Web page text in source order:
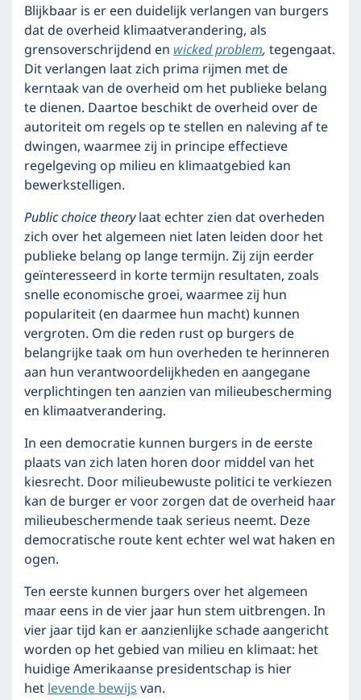
Blijkbaar is er een duidelijk verlangen van burgers
dat de overheid klimaatverandering, als
grensoverschrijdend enwicked problem,tegengaat.
Dit verlangen laat zich prima rijmen met de
kerntaak van de overheid om het publieke belang
te dienen. Daartoe beschikt de overheid over de
autoriteit om regels op te stellen en naleving af te
dwingen, waarmee zij in principe effectieve
regelgeving op milieu en klimaatgebied kan
bewerkstelligen.
Public choice theorylaat echter zien dat overheden
zich over het algemeen niet laten leiden door het
publieke belang op lange termijn. Zij zijn eerder
geïnteresseerd in korte termijn resultaten, zoals
snelle economische groei, waarmee zij hun
populariteit (en daarmee hun macht) kunnen
vergroten. Om die reden rust op burgers de
belangrijke taak om hun overheden te herinneren
aan hun verantwoordelijkheden en aangegane
verplichtingen ten aanzien van milieubescherming
en klimaatverandering.
In een democratie kunnen burgers in de eerste
plaats van zich laten horen door middel van het
kiesrecht. Door milieubewuste politici te verkiezen
kan de burger er voor zorgen dat de overheid haar
milieubeschermende taak serieus neemt. Deze
democratische route kent echter wel wat haken en
ogen.
Ten eerste kunnen burgers over het algemeen
maar eens in de vier jaar hun stem uitbrengen. In
vier jaar tijd kan er aanzienlijke schade aangericht
worden op het gebied van milieu en klimaat: het
huidige Amerikaanse presidentschap is hier
hetlevende bewijsvan.